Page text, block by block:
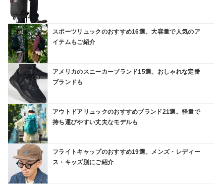
スポーツリュックのおすすめ16選。大容量で人気のア
イテムもご紹介
アメリカのスニーカーブランド15選。おしゃれな定番
ブランドも
アウトドアリュックのおすすめブランド21選。軽量で
持ち運びやすい丈夫なモデルも
フライトキャップのおすすめ19選。メンズ・レディー
ス・キッズ別にご紹介